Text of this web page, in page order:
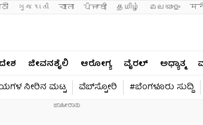
ગુજરાતી বাংলা ਪੰਜਾਬੀ தமிழ் മലയാളം
ಜೀವನಶೈಲಿ ಆರೋಗ್ಯ ವೈರಲ್​ ಅಧ್ಯಾತ್ಮ
ನೀರಿನ ಮಟ್ಟ ವೆಬ್​ಸ್ಟೋರಿ #ಬೆಂಗಳೂರು ಸುದ್ದಿ